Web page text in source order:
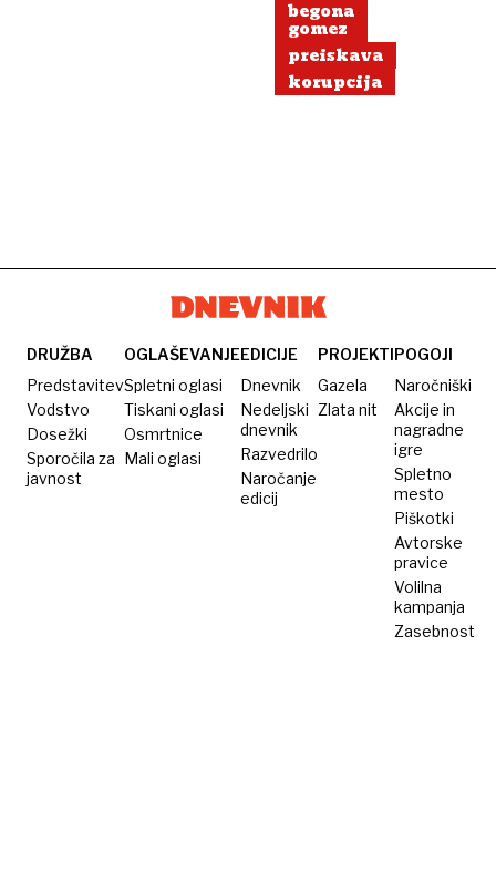
begona
gomez
preiskava
korupcija
DRUŽBA
Predstavitev
Vodstvo
Dosežki
Sporočila za
javnost
OGLAŠEVANJE
Spletni oglasi
Tiskani oglasi
Osmrtnice
Mali oglasi
EDICIJE
Dnevnik
Nedeljski
dnevnik
Razvedrilo
Naročanje
edicij
PROJEKTI
Gazela
Zlata nit
POGOJI
Naročniški
Akcije in
nagradne
igre
Spletno
mesto
Piškotki
Avtorske
pravice
Volilna
kampanja
Zasebnost